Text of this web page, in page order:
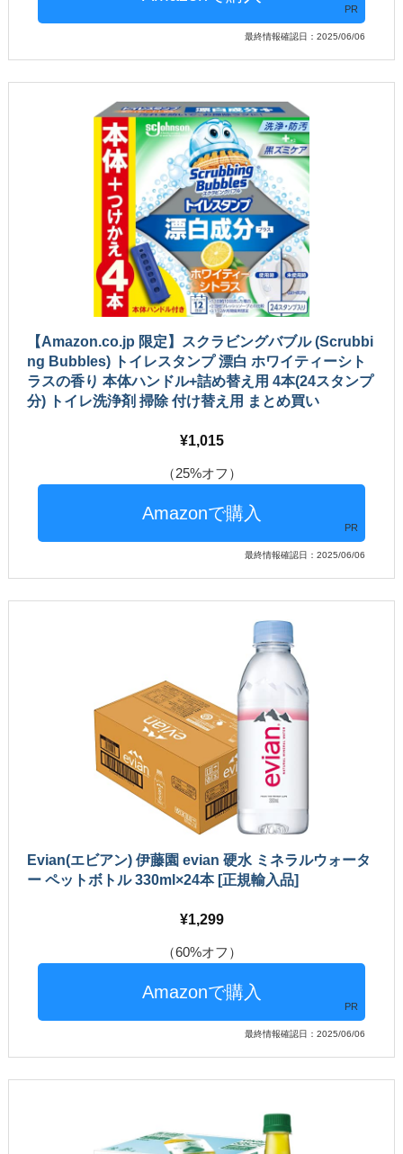
PR
最終情報確認日：2025/06/06
【Amazon.co.jp 限定】スクラビングバブル (Scrubbi
ng Bubbles) トイレスタンプ 漂白 ホワイティーシト
ラスの香り 本体ハンドル+詰め替え用 4本(24スタンプ
分) トイレ洗浄剤 掃除 付け替え用 まとめ買い
1,015
（25%オフ）
PR
最終情報確認日：2025/06/06
Evian(エビアン) 伊藤園 evian 硬水 ミネラルウォータ
ー ペットボトル 330ml×24本 [正規輸入品]
1,299
（60%オフ）
PR
最終情報確認日：2025/06/06